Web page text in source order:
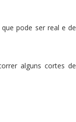
pode ser real e de
alguns cortes de